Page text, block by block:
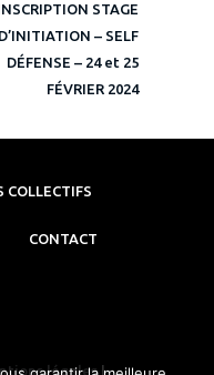
STAGE
D’INITIATION – SELF
DÉFENSE – 24 et 25
FÉVRIER 2024
COLLECTIFS
CONTACT
légales|